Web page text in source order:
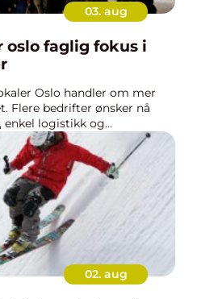
03. aug
fokus i
Oslo handler om mer
Flere bedrifter ønsker nå
logistikk og...
02. aug